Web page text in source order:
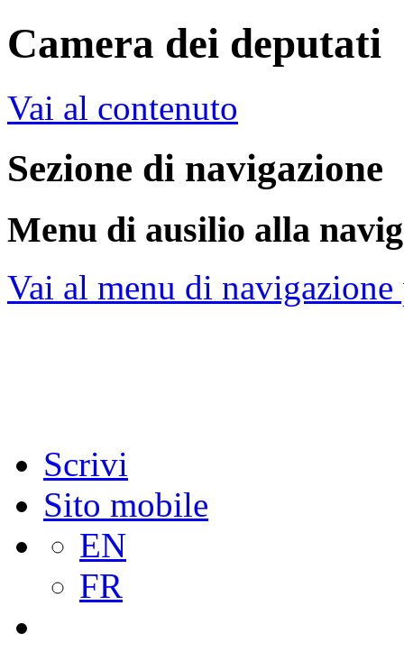
Camera dei deputati
Vai al contenuto
Sezione di navigazione
Menu di ausilio alla
Vai al menu di
Scrivi
Sito mobile
EN
FR